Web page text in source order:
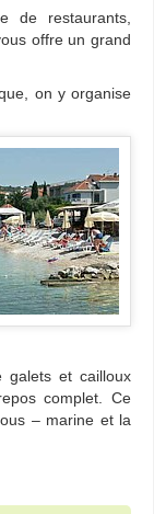
de restaurants,
offre un grand
on y organise
galets et cailloux
complet. Ce
– marine et la